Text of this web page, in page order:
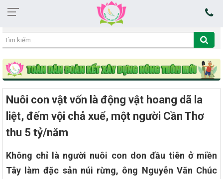
09:27:40 08/08/2026
Nuôi con vật vốn là động vật hoang dã la
liệt, đếm vội chả xuể, một người Cần Thơ
thu 5 tỷ/năm
Không chỉ là người nuôi con don đầu tiên ở miền
Tây làm đặc sản núi rừng, ông Nguyễn Văn Chúc